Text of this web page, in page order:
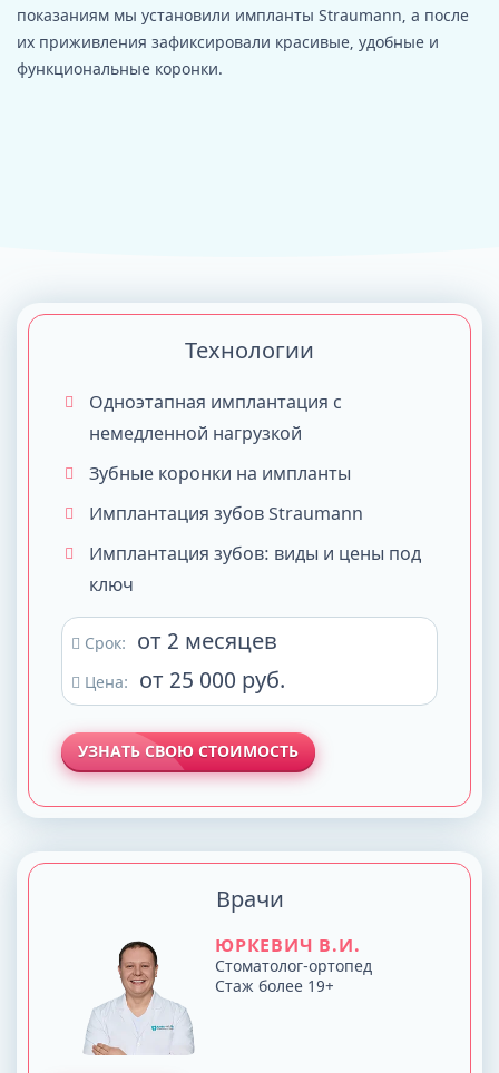
показаниям мы установили импланты Straumann, а после
их приживления зафиксировали красивые, удобные и
функциональные коронки.
Технологии
Одноэтапная имплантация с
немедленной нагрузкой
Зубные коронки на импланты
Имплантация зубов Straumann
Имплантация зубов: виды и цены под
ключ
Срок: от 2 месяцев
Цена: от 25 000 руб.
УЗНАТЬ СВОЮ СТОИМОСТЬ
Врачи
ЮРКЕВИЧ В.И.
Стоматолог-ортопед
Стаж более 19+